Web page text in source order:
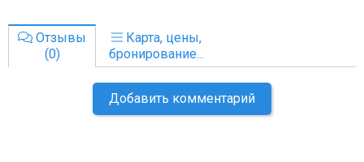
Отзывы
(0)
Карта, цены,
бронирование...
Добавить комментарий